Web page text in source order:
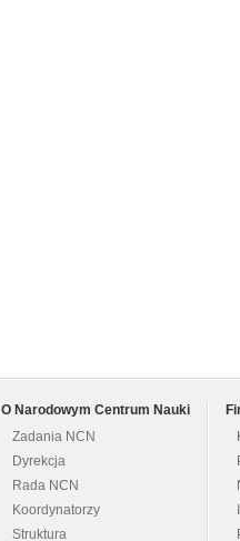
O Narodowym Centrum Nauki
Zadania NCN
Dyrekcja
Rada NCN
Koordynatorzy
Struktura